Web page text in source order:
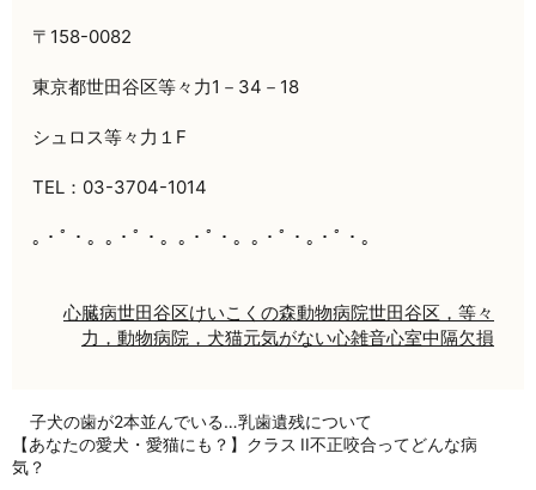
〒158-0082
東京都世田谷区等々力1－34－18
シュロス等々力１F
TEL：03-3704-1014
｡・ﾟ・。｡・ﾟ・。｡・ﾟ・。｡・ﾟ・｡・ﾟ・。
心臓病世田谷区けいこくの森動物病院世田谷区，等々
力，動物病院，犬猫元気がない心雑音心室中隔欠損
子犬の歯が2本並んでいる…乳歯遺残について
【あなたの愛犬・愛猫にも？】クラス II不正咬合ってどんな病
気？